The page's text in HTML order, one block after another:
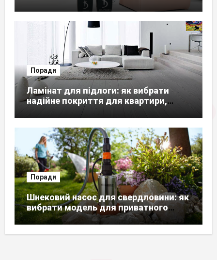
Поради
Ламінат для підлоги: як вибрати
надійне покриття для квартири,
будинку чи офісу
Поради
Шнековий насос для свердловини: як
вибрати модель для приватного
будинку